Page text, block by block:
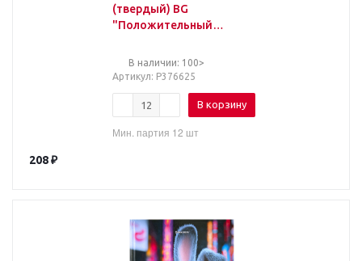
(твердый) BG
"Положительный
(балакрон), печать,
ляссе
В наличии: 100>
Артикул: Р376625
В корзину
Мин. партия 12 шт
208₽